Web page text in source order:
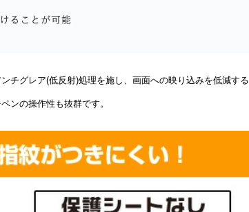
チグレア(低反射)処理を施し、画面への映り込みを低減する
ンの操作性も抜群です。